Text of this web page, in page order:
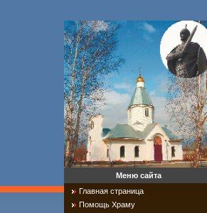
Меню сайта
Главная страница
Помощь Храму